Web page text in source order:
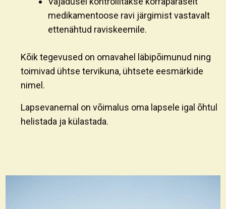
medikamentoose ravi järgimist vastavalt
ettenähtud raviskeemile.
Kõik tegevused on omavahel läbipõimunud ning
toimivad ühtse tervikuna, ühtsete eesmärkide
nimel.
Lapsevanemal on võimalus oma lapsele igal õhtul
helistada ja külastada.